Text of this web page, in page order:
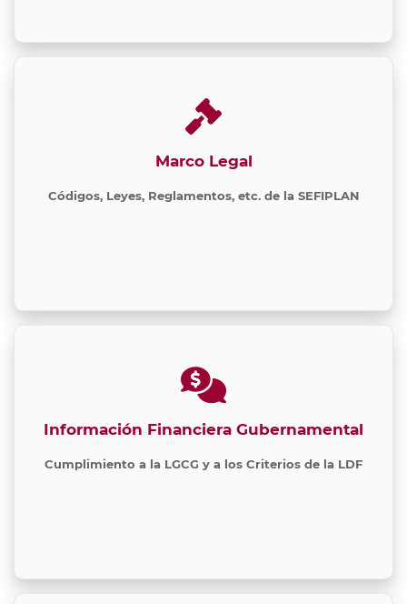
Marco Legal
Códigos, Leyes, Reglamentos, etc. de la SEFIPLAN
Información Financiera Gubernamental
Cumplimiento a la LGCG y a los Criterios de la LDF